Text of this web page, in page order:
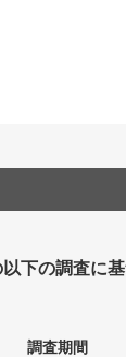
下の調査に
調査期間